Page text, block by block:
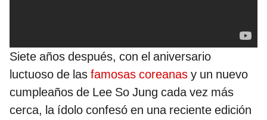
Siete años después, con el aniversario
luctuoso de las famosas coreanas y un nuevo
cumpleaños de Lee So Jung cada vez más
cerca, la ídolo confesó en una reciente edición